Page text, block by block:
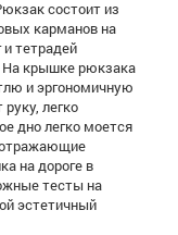
состоит из
карманов на
и тетрадей
На крышке рюкзака
и эргономичную
легко
дно легко моется
на дороге в
тесты на
эстетичный